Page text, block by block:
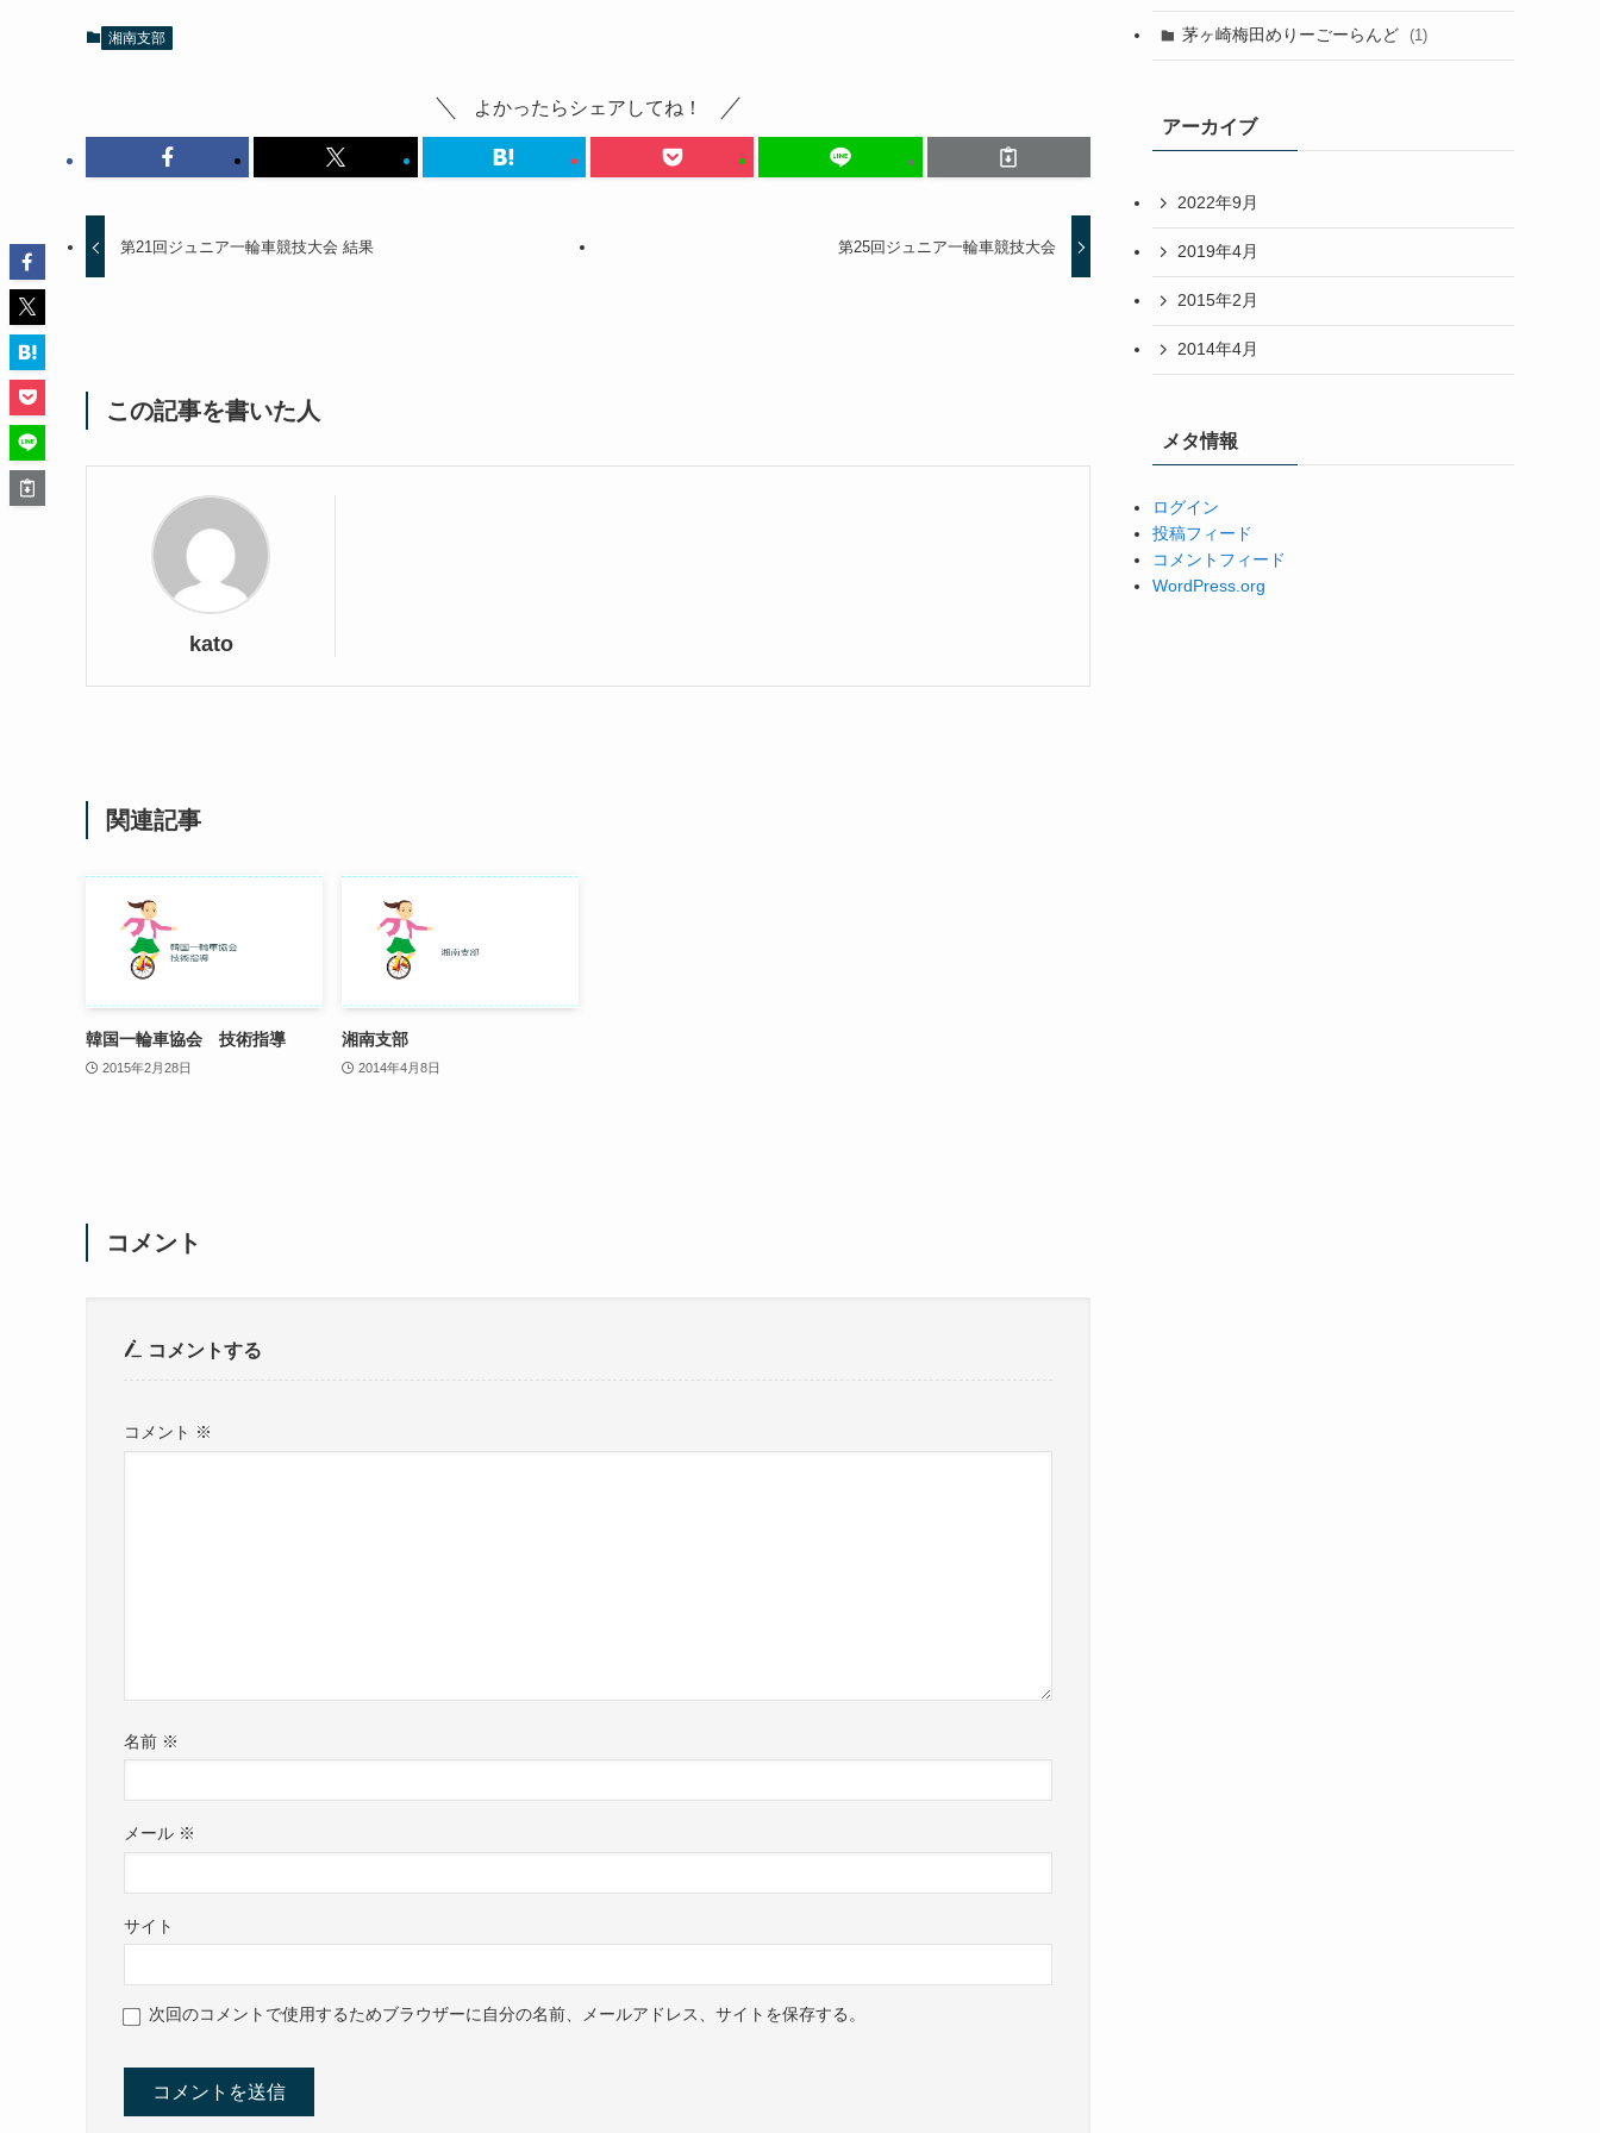
湘南支部
よかったらシェアしてね！
第21回ジュニア一輪車競技大会 結果 第25回ジュニア一輪車競技大会
この記事を書いた人
kato
関連記事
韓国一輪車協会 技術指導
2015年2月28日
湘南支部
2014年4月8日
コメント
コメントする
コメント ※
名前 ※
メール ※
サイト
次回のコメントで使用するためブラウザーに自分の名前、メールアドレス、サイトを保存する。
茅ヶ崎梅田めりーごーらんど (1)
アーカイブ
2022年9月
2019年4月
2015年2月
2014年4月
メタ情報
ログイン
投稿フィード
コメントフィード
WordPress.org